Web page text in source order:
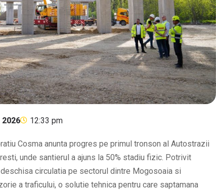
2026 12:33 pm
Cosma anunta progres pe primul tronson al Autostrazii
unde santierul a ajuns la 50% stadiu fizic. Potrivit
circulatia pe sectorul dintre Mogosoaia si
a traficului, o solutie tehnica pentru care saptamana